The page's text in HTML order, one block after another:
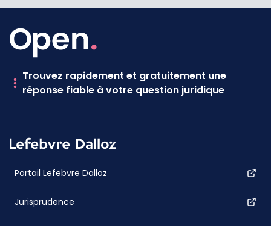
Trouvez rapidement et gratuitement une
réponse fiable à votre question juridique
Portail Lefebvre Dalloz
Jurisprudence